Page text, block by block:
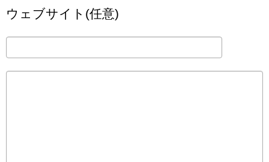
ウェブサイト(任意)